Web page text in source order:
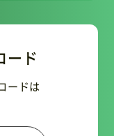
ード
ードは